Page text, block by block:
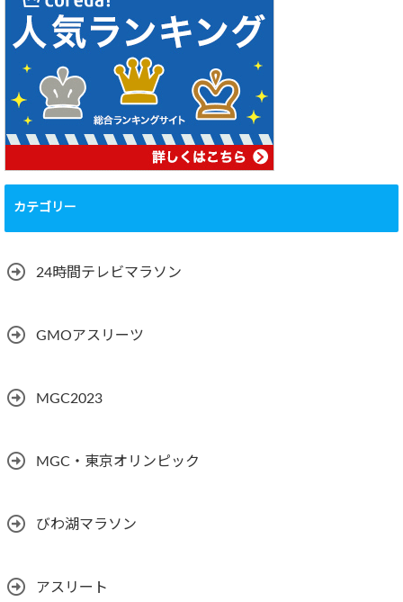
カテゴリー
24時間テレビマラソン
GMOアスリーツ
MGC2023
MGC・東京オリンピック
びわ湖マラソン
アスリート